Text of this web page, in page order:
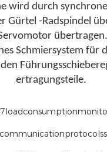
wird durch
Gürtel -Radspindel
Schmiersystem für
ertragungsteile.